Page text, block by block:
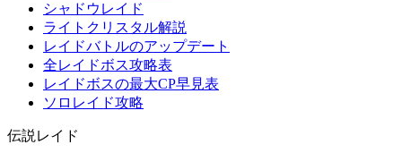
シャドウレイド
ライトクリスタル解説
レイドバトルのアップデート
全レイドボス攻略表
レイドボスの最大CP早見表
ソロレイド攻略
伝説レイド